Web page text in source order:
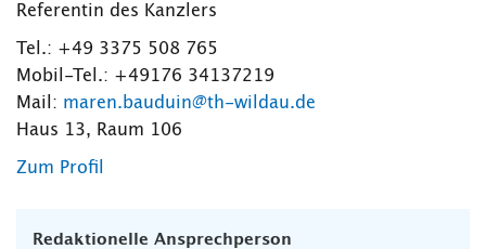
Referentin des Kanzlers
Tel.: +49 3375 508 765
Mobil-Tel.: +49176 34137219
Mail: maren.bauduin@th-wildau.de
Haus 13, Raum 106
Zum Profil
Redaktionelle Ansprechperson